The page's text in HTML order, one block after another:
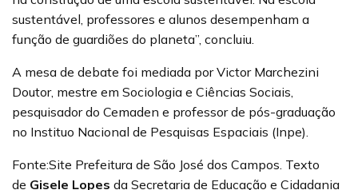
sustentável, professores e alunos desempenham a
função de guardiões do planeta”, concluiu.
A mesa de debate foi mediada por Victor Marchezini
Doutor, mestre em Sociologia e Ciências Sociais,
pesquisador do Cemaden e professor de pós-graduação
no Instituo Nacional de Pesquisas Espaciais (Inpe).
Fonte:Site Prefeitura de São José dos Campos. Texto
de Gisele Lopes da Secretaria de Educação e Cidadania